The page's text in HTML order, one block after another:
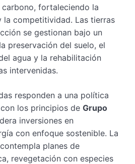
fortaleciendo la
la competitividad. Las tierras
se gestionan bajo un
preservación del suelo, el
agua y la rehabilitación
intervenidas.
responden a una política
los principios de Grupo
inversiones en
con enfoque sostenible. La
planes de
revegetación con especies